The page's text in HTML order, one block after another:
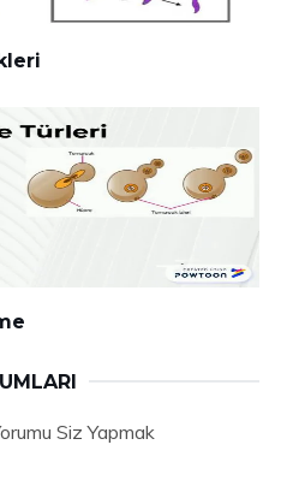
Siz Yapmak